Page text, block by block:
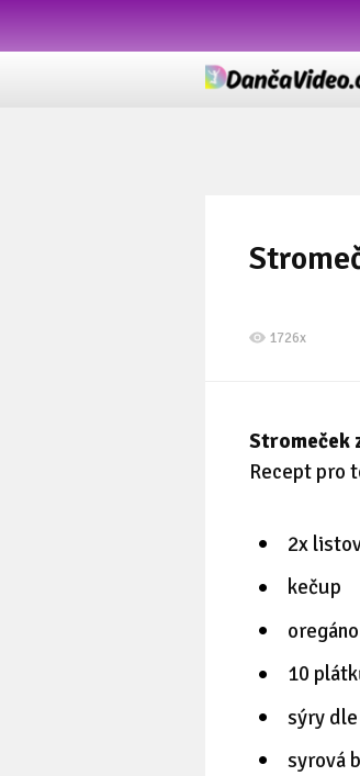
1726x
Stromeček
Recept pro
2x
kečup
oregáno
10
sýry
syrová